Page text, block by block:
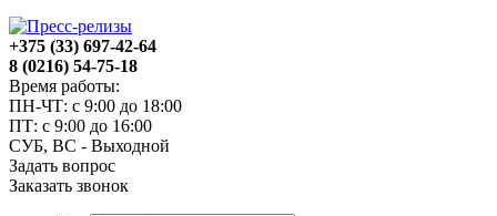
+375 (33) 697-42-64
8 (0216) 54-75-18
Время работы:
ПН-ЧТ: с 9:00 до 18:00
ПТ: с 9:00 до 16:00
СУБ, ВС - Выходной
Задать вопрос
Заказать звонок